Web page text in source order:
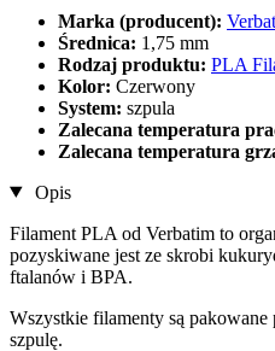
Marka (producent):
Średnica: 1,75 mm
Rodzaj produktu: PLA
Kolor: Czerwony
System: szpula
Zalecana temperatura
Zalecana temperatura
Opis
Filament PLA od Verbatim to
pozyskiwane jest ze skrobi
ftalanów i BPA.
Wszystkie filamenty są
szpulę.